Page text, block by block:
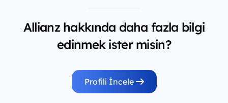
Allianz hakkında daha fazla bilgi
edinmek ister misin?
Profili İncele